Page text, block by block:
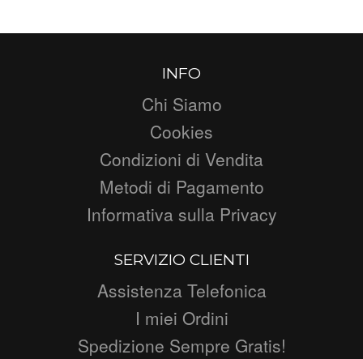
INFO
Chi Siamo
Cookies
Condizioni di Vendita
Metodi di Pagamento
Informativa sulla Privacy
SERVIZIO CLIENTI
Assistenza Telefonica
I miei Ordini
Spedizione Sempre Gratis!